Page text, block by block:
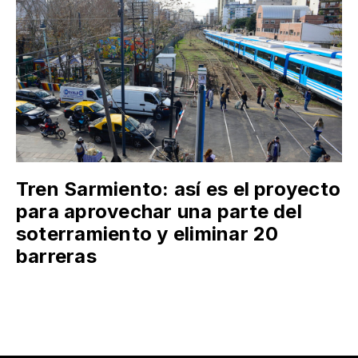
Tren Sarmiento: así es el proyecto
para aprovechar una parte del
soterramiento y eliminar 20
barreras